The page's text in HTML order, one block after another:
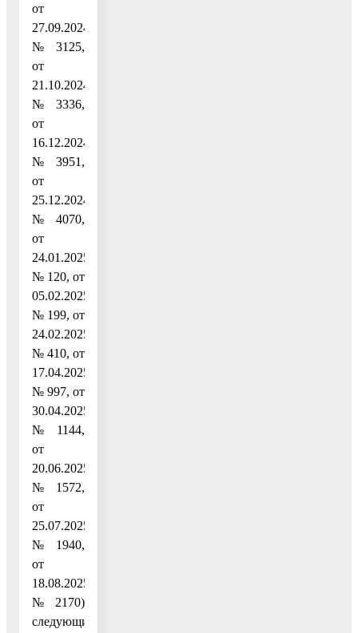
от
27.09.2024
№ 3125,
от
21.10.2024
№ 3336,
от
16.12.2024
№ 3951,
от
25.12.2024
№ 4070,
от
24.01.2025
№ 120, от
05.02.2025
№ 199, от
24.02.2025
№ 410, от
17.04.2025
№ 997, от
30.04.2025
№ 1144,
от
20.06.2025
№ 1572,
от
25.07.2025
№ 1940,
от
18.08.2025
№ 2170)
следующие